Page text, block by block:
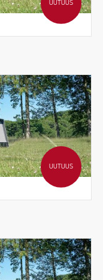
UUTUUS
UUTUUS